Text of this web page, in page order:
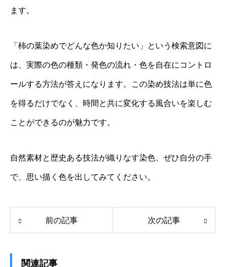
ます。
「柿の葉染めでどんな色か知りたい」という検索意図に
は、実際の色の種類・発色の流れ・色を自在にコントロ
ールする方法が答えになります。この染め技法は単に色
を得るだけでなく、時間と共に変化する風合いを楽しむ
ことができるのが魅力です。
自然素材と歴史ある技法が織りなす染色、ぜひ自分の手
で、思い描く色を出してみてください。
前の記事 次の記事
関連記事